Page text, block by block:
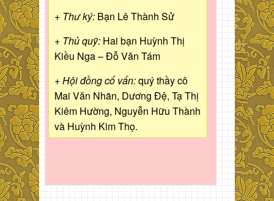
+ Thư ký: Bạn Lê Thành Sử
+ Thủ quỹ: Hai bạn Huỳnh Thị
Kiều Nga – Đỗ Văn Tám
+ Hội đồng cố vấn:quý thầy cô
Mai Văn Nhãn, Dương Đệ, Tạ Thị
Kiêm Hường, Nguyễn Hữu Thành
và Huỳnh Kim Thọ.